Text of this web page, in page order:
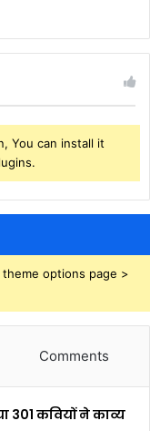
You can install it
options page >
Comments
301 कवियों ने काव्य